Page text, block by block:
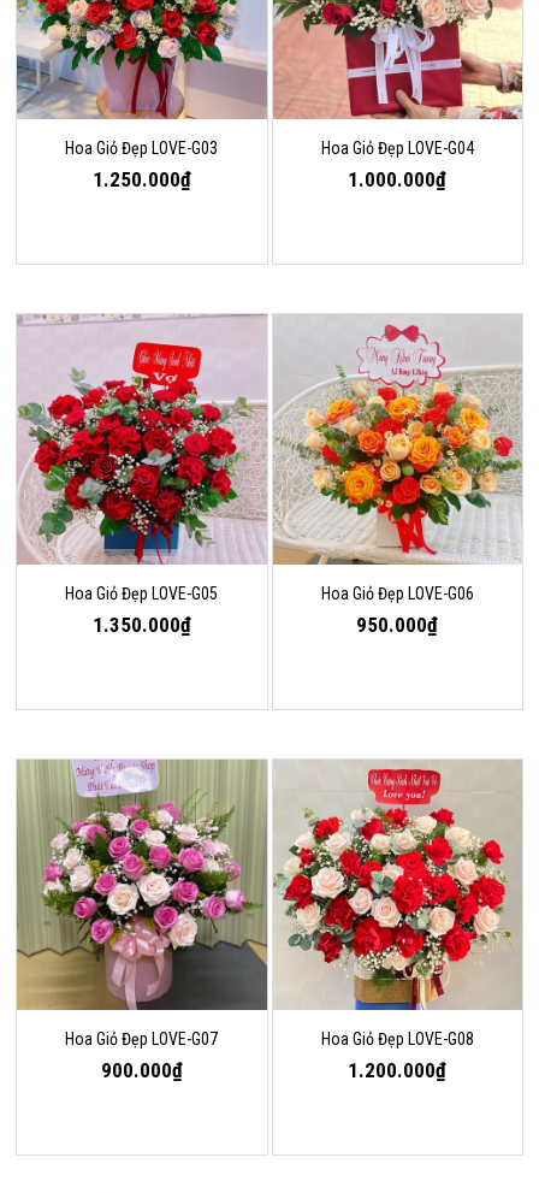
Hoa Giỏ Đẹp LOVE-G03
1.250.000₫
Hoa Giỏ Đẹp LOVE-G04
1.000.000₫
Hoa Giỏ Đẹp LOVE-G05
1.350.000₫
Hoa Giỏ Đẹp LOVE-G06
950.000₫
Hoa Giỏ Đẹp LOVE-G07
900.000₫
Hoa Giỏ Đẹp LOVE-G08
1.200.000₫